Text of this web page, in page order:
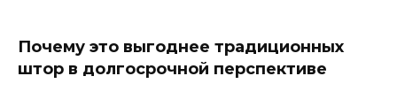
Почему это выгоднее традиционных
штор в долгосрочной перспективе